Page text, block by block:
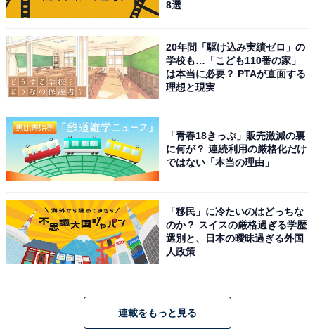
こちらもおすすめ
しょうゆラーメンがおいしいと思うラーメンチ
ェーン店ランキング！ 2位は「幸楽苑」、1位
1 2
8選
20年間「駆け込み実績ゼロ」の
学校も…「こども110番の家」
は本当に必要？ PTAが直面する
理想と現実
「青春18きっぷ」販売激減の裏
に何が？ 連続利用の厳格化だけ
ではない「本当の理由」
「移民」に冷たいのはどっちな
のか？ スイスの厳格過ぎる学歴
選別と、日本の曖昧過ぎる外国
人政策
連載をもっと見る